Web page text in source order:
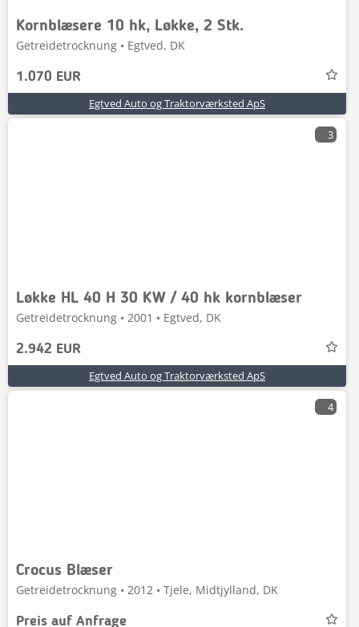
Kornblæsere 10 hk, Løkke, 2 Stk.
Getreidetrocknung • Egtved, DK
1.070 EUR
Egtved Auto og Traktorværksted ApS
3
Løkke HL 40 H 30 KW / 40 hk kornblæser
Getreidetrocknung • 2001 • Egtved, DK
2.942 EUR
Egtved Auto og Traktorværksted ApS
4
Crocus Blæser
Getreidetrocknung • 2012 • Tjele, Midtjylland, DK
Preis auf Anfrage